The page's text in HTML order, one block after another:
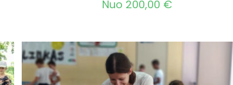
Nuo 200,00 €